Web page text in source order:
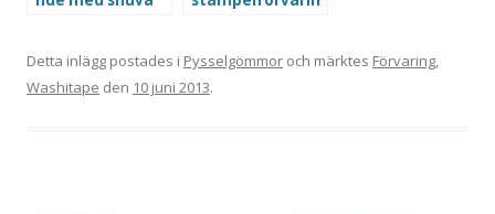
Detta inlägg postades i Pysselgömmor och märktes Förvaring,
Washitape den 10 juni 2013.